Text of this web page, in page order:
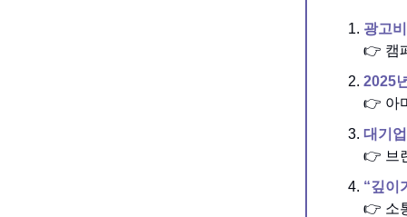
광고
👉 캠
2025
👉 아
대기
👉 브
“깊이
👉 소